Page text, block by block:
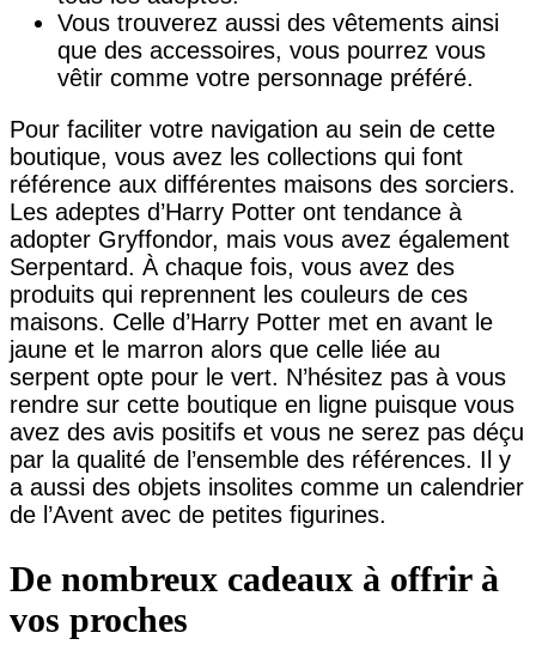
Vous trouverez aussi des vêtements ainsi
que des accessoires, vous pourrez vous
vêtir comme votre personnage préféré.
Pour faciliter votre navigation au sein de cette
boutique, vous avez les collections qui font
référence aux différentes maisons des sorciers.
Les adeptes d’Harry Potter ont tendance à
adopter Gryffondor, mais vous avez également
Serpentard. À chaque fois, vous avez des
produits qui reprennent les couleurs de ces
maisons. Celle d’Harry Potter met en avant le
jaune et le marron alors que celle liée au
serpent opte pour le vert. N’hésitez pas à vous
rendre sur cette boutique en ligne puisque vous
avez des avis positifs et vous ne serez pas déçu
par la qualité de l’ensemble des références. Il y
a aussi des objets insolites comme un calendrier
de l’Avent avec de petites figurines.
De nombreux cadeaux à offrir à
vos proches